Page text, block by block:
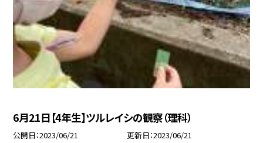
6月21日【4年生】ツルレイシの観察（理科）
公開日 2023/06/21 更新日 2023/06/21